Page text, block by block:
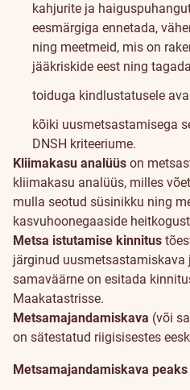
kahjurite ja
eesmärgiga ennetada,
ning meetmeid, mis on
jääkriskide eest ning
toiduga kindlustatusele
kõiki uusmetsastamisega
DNSH kriteeriume.
Kliimakasu analüüs on
kliimakasu analüüs, milles
mulla seotud süsinikku ning
kasvuhoonegaaside
Metsa istutamise kinnitus
järginud
samaväärne on esitada
Maakatastrisse.
Metsamajandamiskava (või
on sätestatud riigisisestes
Metsamajandamiskava